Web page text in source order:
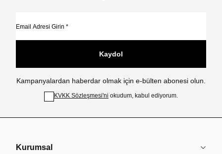
Kaydol
Kampanyalardan haberdar olmak için e-bülten abonesi olun.
KVKK Sözleşmesi'ni okudum, kabul ediyorum.
Kurumsal